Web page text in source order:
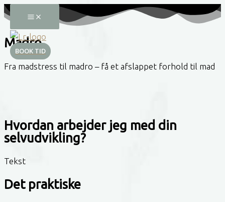
Gå
til
indholdet
BOOK TID
Madro
Fra madstress til madro – få et afslappet forhold til mad
Hvordan arbejder jeg med din
selvudvikling?
Tekst
Det praktiske